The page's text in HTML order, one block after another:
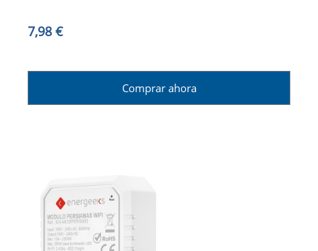
7,98 €
Comprar ahora